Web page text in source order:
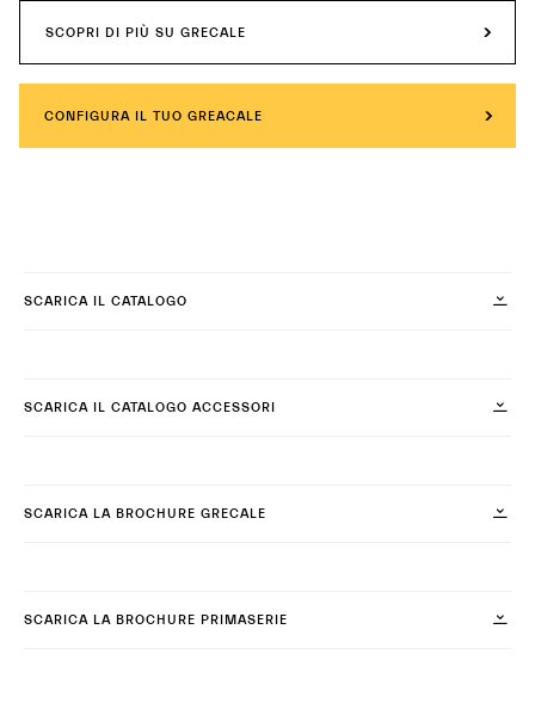
SCOPRI DI PIÙ SU GRECALE
CONFIGURA IL TUO GREACALE
SCARICA IL CATALOGO
SCARICA IL CATALOGO ACCESSORI
SCARICA LA BROCHURE GRECALE
SCARICA LA BROCHURE PRIMASERIE